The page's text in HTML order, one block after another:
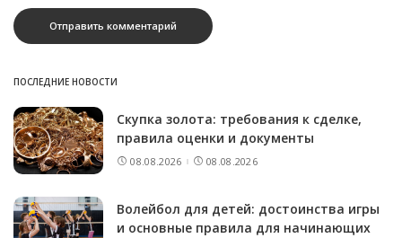
ПОСЛЕДНИЕ НОВОСТИ
Скупка золота: требования к сделке,
правила оценки и документы
08.08.2026 08.08.2026
Волейбол для детей: достоинства игры
и основные правила для начинающих